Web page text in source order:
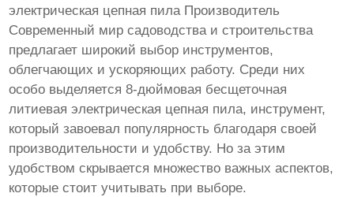
электрическая цепная пила Производитель
Современный мир садоводства и строительства
предлагает широкий выбор инструментов,
облегчающих и ускоряющих работу. Среди них
особо выделяется 8-дюймовая бесщеточная
литиевая электрическая цепная пила, инструмент,
который завоевал популярность благодаря своей
производительности и удобству. Но за этим
удобством скрывается множество важных аспектов,
которые стоит учитывать при выборе.